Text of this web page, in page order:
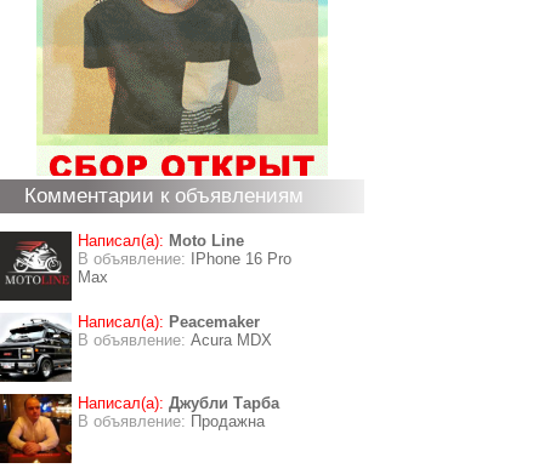
Комментарии к объявлениям
Написал(а): Moto Line
В объявление:
IPhone 16 Pro
Max
Написал(а): Peacemaker
В объявление: Acura MDX
Написал(а): Джубли Тарба
В объявление: Продажна